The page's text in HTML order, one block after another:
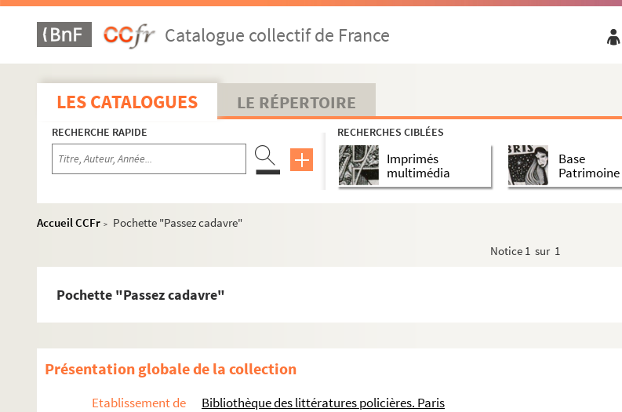
Catalogue collectif de France
LES CATALOGUES LE RÉPERTOIRE
RECHERCHE RAPIDE RECHERCHES CIBLÉES
Imprimés
multimédia
Base
Patrimoine
Accueil CCFr >
Pochette "Passez cadavre"
Notice 1 sur 1
Pochette "Passez cadavre"
Présentation globale de la collection
Etablissement de
Bibliothèque des littératures policières. Paris
LEB1. Boîte 813 (1990)
LEB10. Boîte Doc Année Du Polar 87-88
LEB11. Boîte Double Almanach 1983